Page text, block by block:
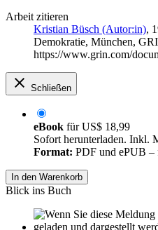
Arbeit zitieren
Kristian Büsch (Autor:in),
Demokratie, München,
https://www.grin.com/
Schließen
eBook fürUS$ 18,99
Sofort herunterladen. Inkl.
Format: PDF und ePUB –
In den Warenkorb
Blick ins Buch